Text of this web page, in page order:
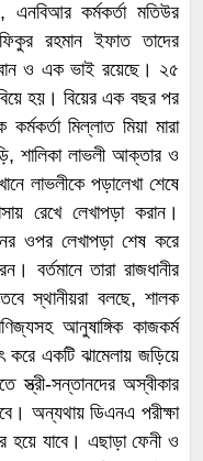
কর্মকর্তা মতিউর
রহমান ইফাত তাদের
ও এক ভাই রয়েছে। ২৫
হয়। বিয়ের এক বছর পর
মিল্লাত মিয়া মারা
শালিকা লাভলী আক্তার ও
লাভলীকে পড়ালেখা শেষে
রেখে লেখাপড়া করান।
ওপর লেখাপড়া শেষ করে
বর্তমানে তারা রাজধানীর
স্থানীয়রা বলছে, শালক
আনুষাঙ্গিক কাজকর্ম
করে একটি ঝামেলায় জড়িয়ে
স্ত্রী-সন্তানদের অস্বীকার
অন্যথায় ডিএনএ পরীক্ষা
হয়ে যাবে। এছাড়া ফেনী ও